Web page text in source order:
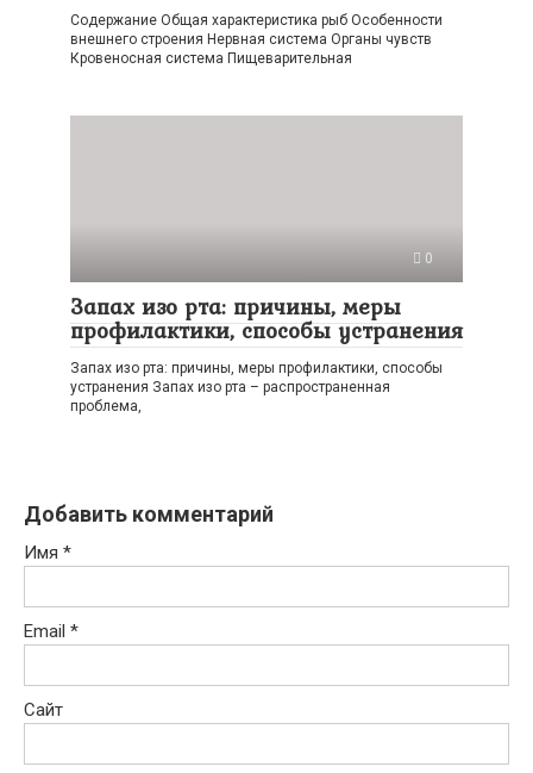
Содержание Общая характеристика рыб Особенности
внешнего строения Нервная система Органы чувств
Кровеносная система Пищеварительная
0
Запах изо рта: причины, меры
профилактики, способы устранения
Запах изо рта: причины, меры профилактики, способы
устранения Запах изо рта – распространенная
проблема,
Добавить комментарий
Имя *
Email *
Сайт